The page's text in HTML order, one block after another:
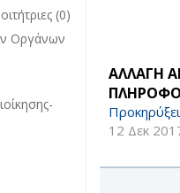
ΑΛΛΑΓΗ
12 Δεκ
φορέων filter
(0)
Οργάνων